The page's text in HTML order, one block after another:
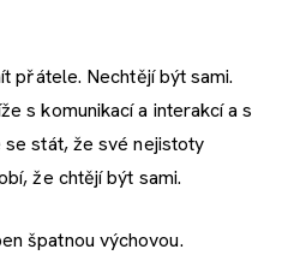
přátele. Nechtějí být sami.
s komunikací a interakcí a s
stát, že své nejistoty
že chtějí být sami.
špatnou výchovou.